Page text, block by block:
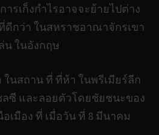
รเก็งกำไรอาจจะย้ายไปต่าง
ดีกว่า ในสหราชอาณาจักรเขา
น ในอังกฤษ
นสถาน ที่ ที่ห้า ในพรีเมียร์ลีก
ซี และลอยตัวโดยชัยชนะของ
เมือง ที่ เมื่อวัน ที่ 8 มีนาคม